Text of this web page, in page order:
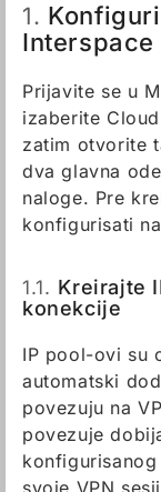
1.
Prijavite se u
izaberite
zatim otvorite
dva glavna
naloge. Pre
konfigurisati
1.1. Kreirajte
konekcije
IP pool-ovi su
automatski
povezuju na
povezuje
svoje VPN